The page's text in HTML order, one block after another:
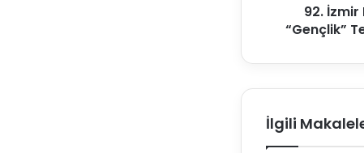
92. İzmir
“Gençlik”
İlgili